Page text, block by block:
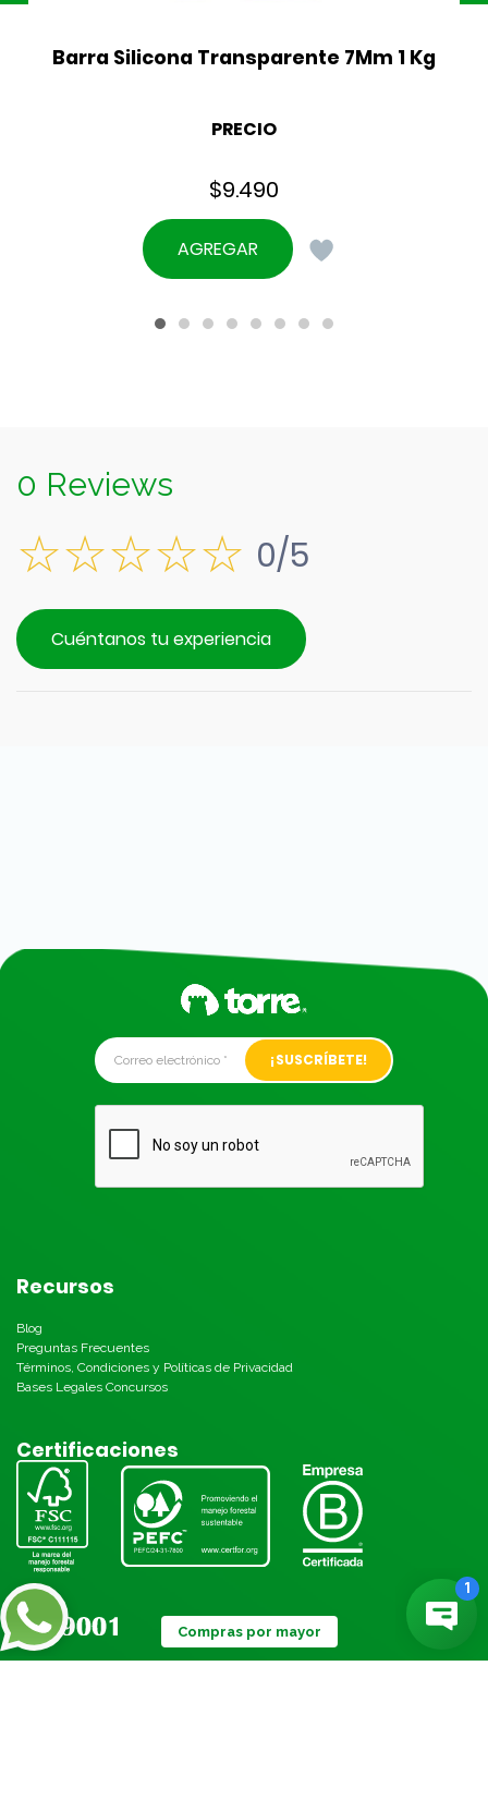
Barra Silicona Transparente 7Mm 1 Kg
PRECIO
$9.490
AGREGAR
0 Reviews
0/5
Cuéntanos tu experiencia
Alternative:
Recursos
Blog
Preguntas Frecuentes
Términos, Condiciones y Políticas de Privacidad
Bases Legales Concursos
Certificaciones
Compras por mayor